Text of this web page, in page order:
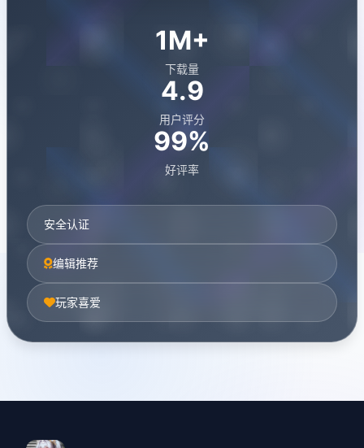
1M+
下载量
4.9
用户评分
99%
好评率
安全认证
编辑推荐
玩家喜爱